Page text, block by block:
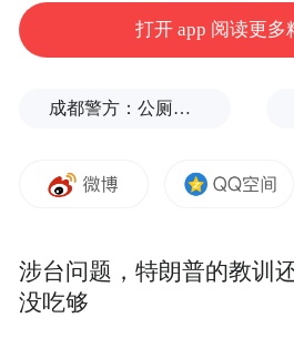
园林景观展组委会主办，
十愿网协办的“云游寺院
向世界展现佛寺藏在岁月
打开 app 阅读更多
成都警方：公厕乱贴非法小广告，严查
涉台问题，特朗普的教训
没吃够